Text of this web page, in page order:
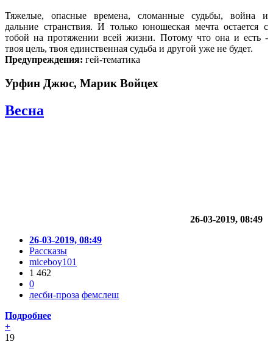
Тяжелые, опасные времена, сломанные судьбы, война и
дальние странствия. И только юношеская мечта остается с
тобой на протяжении всей жизни. Потому что она и есть -
твоя цель, твоя единственная судьба и другой уже не будет.
Предупреждения: гей-тематика
Урфин Джюс, Марик Войцех
Весна
26-03-2019, 08:49
26-03-2019, 08:49
Рассказы
miceboy101
1 462
0
лесби-проза фемслеш
Подробнее
+
19